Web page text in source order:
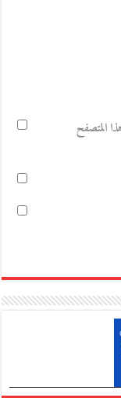
المتصفح